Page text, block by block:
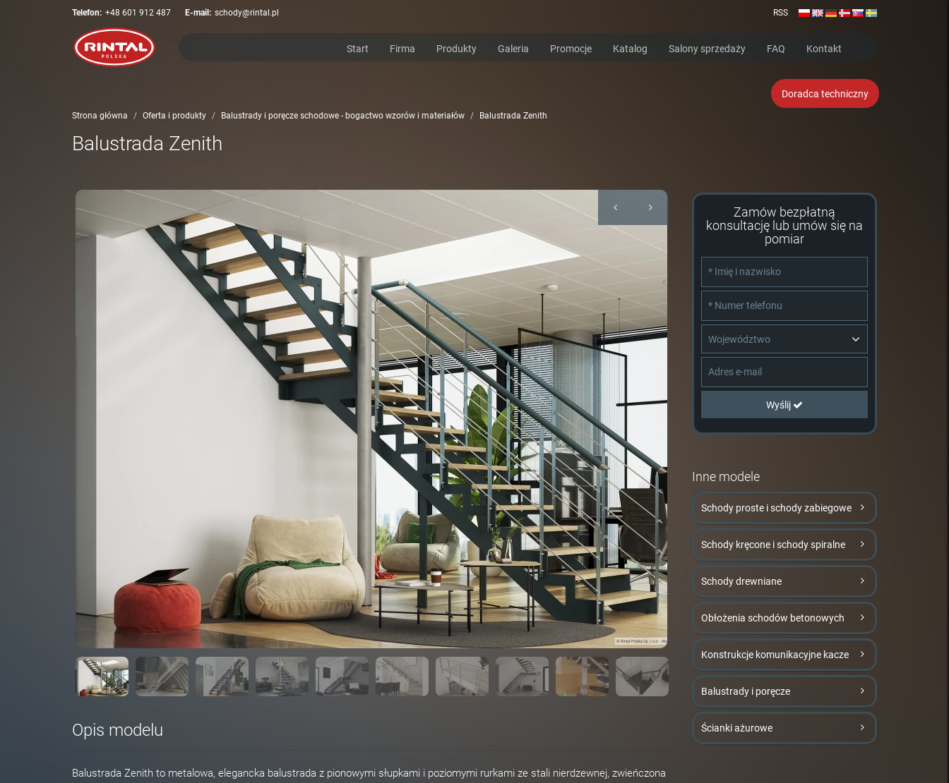
Telefon: +48 601 912 487 E-mail: schody@rintal.pl RSS
Start Firma Produkty Galeria Promocje Katalog Salony sprzedaży FAQ Kontakt
Doradca techniczny
Strona główna Oferta i produkty Balustrady i poręcze schodowe - bogactwo wzorów i materiałów Balustrada Zenith
Balustrada Zenith
Opis modelu
Balustrada Zenith to metalowa, elegancka balustrada z pionowymi słupkami i poziomymi rurkami ze stali nierdzewnej, zwieńczona
Zamów bezpłatną
konsultację lub umów się na
pomiar
Województwo
Wyślij
Inne modele
Schody proste i schody zabiegowe
Schody kręcone i schody spiralne
Schody drewniane
Obłożenia schodów betonowych
Konstrukcje komunikacyjne kacze
Balustrady i poręcze
Ścianki ażurowe